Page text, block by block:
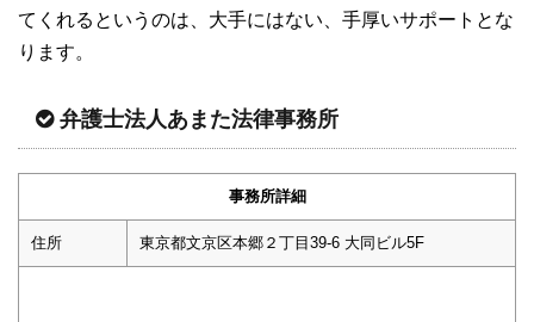
てくれるというのは、大手にはない、手厚いサポートとな
ります。
弁護士法人あまた法律事務所
事務所詳細
住所 東京都文京区本郷２丁目39-6 大同ビル5F